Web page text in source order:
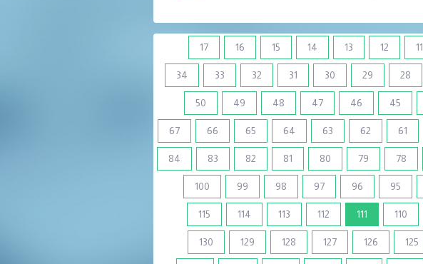
11
12
13
14
15
16
17
28
29
30
31
32
33
34
45
46
47
48
49
50
61
62
63
64
65
66
67
78
79
80
81
82
83
84
95
96
97
98
99
100
110
111
(current)
112
113
114
115
125
126
127
128
129
130